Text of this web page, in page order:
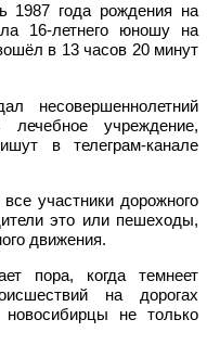
1987 года рождения на
16-летнего юношу на
в 13 часов 20 минут
несовершеннолетний
учреждение,
в телеграм-канале
участники дорожного
это или пешеходы,
движения.
пора, когда темнеет
на дорогах
новосибирцы не только